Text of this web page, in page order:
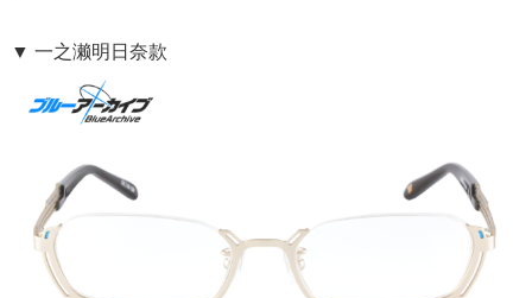
▼ 一之濑明日奈款